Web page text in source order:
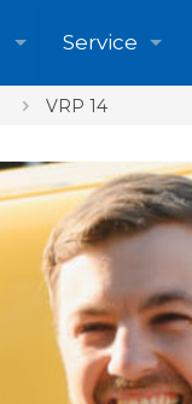
Service
VRP 14